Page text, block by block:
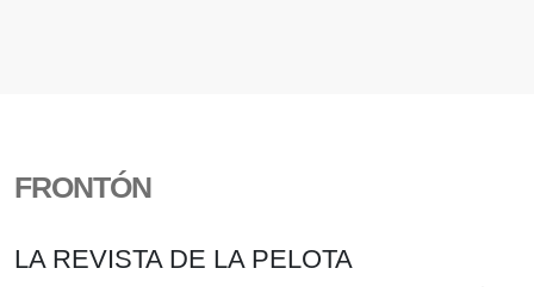
FRONTÓN
LA REVISTA DE LA PELOTA